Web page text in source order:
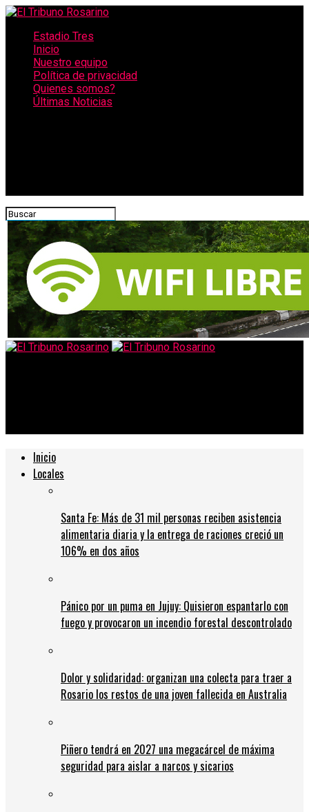
Estadio Tres
Inicio
Nuestro equipo
Política de privacidad
Quienes somos?
Últimas Noticias
Inicio
Locales
Santa Fe: Más de 31 mil personas reciben asistencia
alimentaria diaria y la entrega de raciones creció un
106% en dos años
Pánico por un puma en Jujuy: Quisieron espantarlo con
fuego y provocaron un incendio forestal descontrolado
Dolor y solidaridad: organizan una colecta para traer a
Rosario los restos de una joven fallecida en Australia
Piñero tendrá en 2027 una megacárcel de máxima
seguridad para aislar a narcos y sicarios